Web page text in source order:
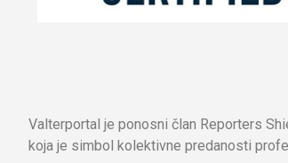
Valterportal je ponosni član Reporters
koja je simbol kolektivne predanosti